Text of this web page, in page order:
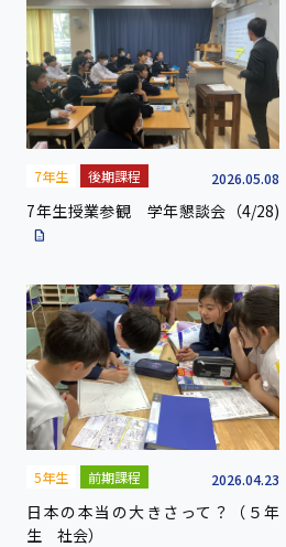
7年生 後期課程 2026.05.08
7年生授業参観 学年懇談会（4/28)
description
5年生 前期課程 2026.04.23
日本の本当の大きさって？（５年
生 社会）